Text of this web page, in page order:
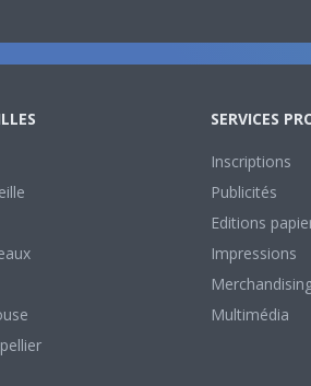
SERVICES
Inscriptions
Publicités
Editions
Impressions
Multimédia